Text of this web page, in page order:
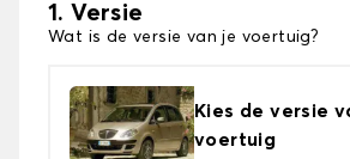
1. Versie
Wat is de versie van je voertuig?
Kies de versie
voertuig